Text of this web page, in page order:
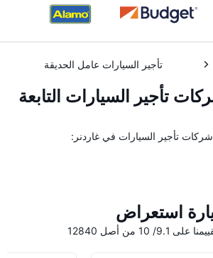
تأجير السيارات عامل الحديقة
تأجير السيارات التابعة
تأجير السيارات في غاردنر:
استعراض
10 من أصل 12840